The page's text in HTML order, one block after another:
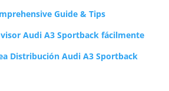
Guide & Tips
Audi A3 Sportback fácilmente
Distribución Audi A3 Sportback